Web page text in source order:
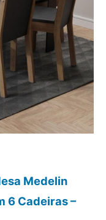
Medelin
6 Cadeiras –